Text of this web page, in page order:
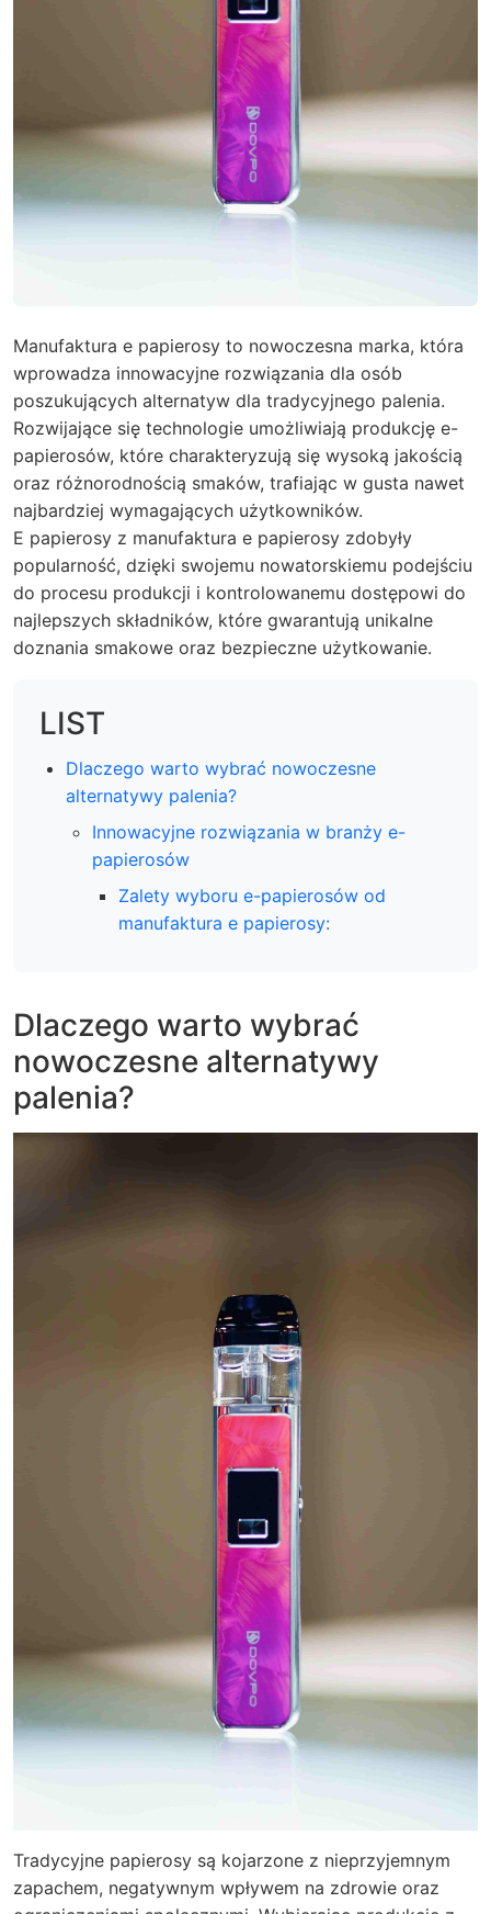
Manufaktura e papierosy to nowoczesna marka, która
wprowadza innowacyjne rozwiązania dla osób
poszukujących alternatyw dla tradycyjnego palenia.
Rozwijające się technologie umożliwiają produkcję e-
papierosów, które charakteryzują się wysoką jakością
oraz różnorodnością smaków, trafiając w gusta nawet
najbardziej wymagających użytkowników.
E papierosy z manufaktura e papierosy zdobyły
popularność, dzięki swojemu nowatorskiemu podejściu
do procesu produkcji i kontrolowanemu dostępowi do
najlepszych składników, które gwarantują unikalne
doznania smakowe oraz bezpieczne użytkowanie.
LIST
Dlaczego warto wybrać nowoczesne
alternatywy palenia?
Innowacyjne rozwiązania w branży e-
papierosów
Zalety wyboru e-papierosów od
manufaktura e papierosy:
Dlaczego warto wybrać
nowoczesne alternatywy
palenia?
Tradycyjne papierosy są kojarzone z nieprzyjemnym
zapachem, negatywnym wpływem na zdrowie oraz